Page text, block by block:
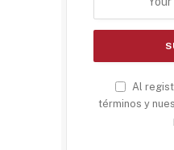
Al
términos y